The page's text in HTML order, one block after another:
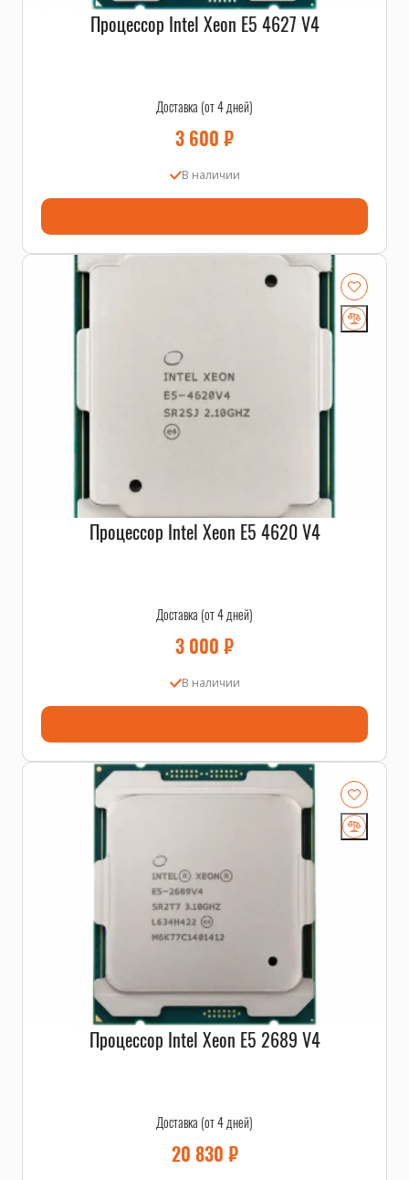
Процессор Intel Xeon E5 4627 V4
Доставка (от 4 дней)
3 600 ₽
В наличии
Процессор Intel Xeon E5 4620 V4
Доставка (от 4 дней)
3 000 ₽
В наличии
Процессор Intel Xeon E5 2689 V4
Доставка (от 4 дней)
20 830 ₽